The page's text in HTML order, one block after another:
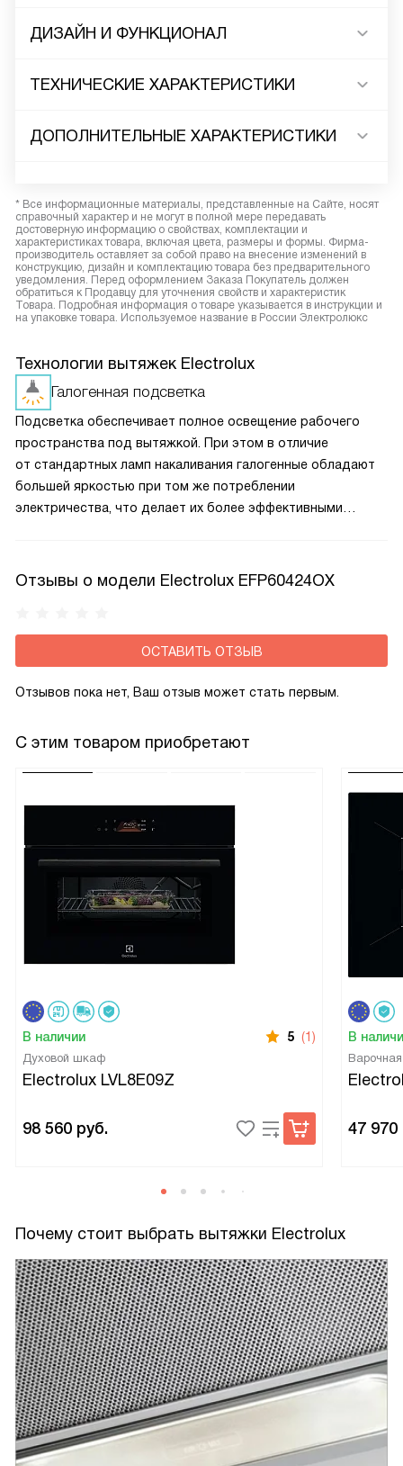
ДИЗАЙН И ФУНКЦИОНАЛ
ТЕХНИЧЕСКИЕ ХАРАКТЕРИСТИКИ
ДОПОЛНИТЕЛЬНЫЕ ХАРАКТЕРИСТИКИ
* Все информационные материалы, представленные на Сайте, носят
справочный характер и не могут в полной мере передавать
достоверную информацию о свойствах, комплектации и
характеристиках товара, включая цвета, размеры и формы. Фирма-
производитель оставляет за собой право на внесение изменений в
конструкцию, дизайн и комплектацию товара без предварительного
уведомления. Перед оформлением Заказа Покупатель должен
обратиться к Продавцу для уточнения свойств и характеристик
Товара. Подробная информация о товаре указывается в инструкции и
на упаковке товара. Используемое название в России Электролюкс
Технологии вытяжек Electrolux
Галогенная подсветка
Подсветка обеспечивает полное освещение рабочего
пространства под вытяжкой. При этом в отличие
от стандартных ламп накаливания галогенные обладают
большей яркостью при том же потреблении
электричества, что делает их более эффективными
Отзывы о модели Electrolux EFP60424OX
ОСТАВИТЬ ОТЗЫВ
Отзывов пока нет, Ваш отзыв может стать первым.
С этим товаром приобретают
В наличии 5 (1)
Духовой шкаф
Electrolux LVL8E09Z
98 560 руб.
В
47 970
Почему стоит выбрать вытяжки Electrolux